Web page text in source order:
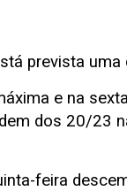
prevista
e na
dos 20/23
feira